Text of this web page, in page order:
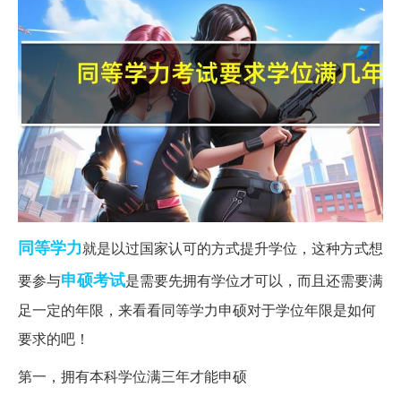
同等学力就是以过国家认可的方式提升学位，这种方式想
要参与申硕考试是需要先拥有学位才可以，而且还需要满
足一定的年限，来看看同等学力申硕对于学位年限是如何
要求的吧！
第一，拥有本科学位满三年才能申硕